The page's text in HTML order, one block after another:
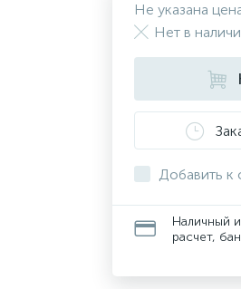
Не указана
Нет в
Добавить к
Наличный
расчет,